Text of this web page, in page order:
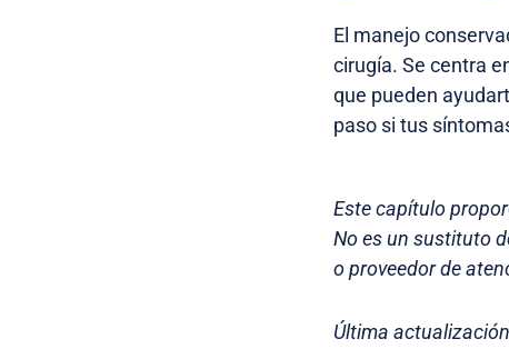
El manejo
cirugía. Se centra
que pueden
paso si tus
Este capítulo
No es un sustituto
o proveedor de
Última